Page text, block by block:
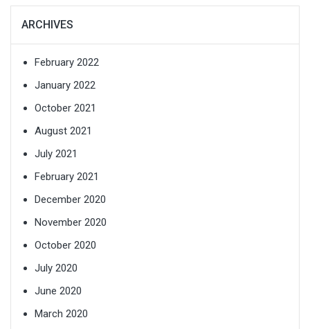
ARCHIVES
February 2022
January 2022
October 2021
August 2021
July 2021
February 2021
December 2020
November 2020
October 2020
July 2020
June 2020
March 2020